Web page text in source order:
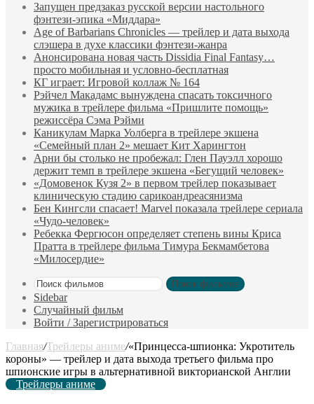
Запущен предзаказ русской версии настольного
фэнтези-эпика «Миддара»
Age of Barbarians Chronicles — трейлер и дата выхода
слэшера в духе классики фэнтези-жанра
Анонсирована новая часть Dissidia Final Fantasy…
просто мобильная и условно-бесплатная
КГ играет: Игровой коллаж № 164
Рэйчел Макадамс вынуждена спасать токсичного
мужика в трейлере фильма «Пришлите помощь»
режиссёра Сэма Рэйми
Каникулам Марка Уолберга в трейлере экшена
«Семейный план 2» мешает Кит Харингтон
Арни бы столько не пробежал: Глен Пауэлл хорошо
держит темп в трейлере экшена «Бегущий человек»
«Домовенок Кузя 2» в первом трейлер показывает
клиническую стадию сарикоандреасянизма
Бен Кингсли спасает! Marvel показала трейлере сериала
«Чудо-человек»
Ребекка Фергюсон определяет степень вины Криса
Пратта в трейлере фильма Тимура Бекмамбетова
«Милосердие»
Поиск фильмов
Sidebar
Случайный фильм
Войти / Зарегистрироваться
Главная/Трейлеры аниме/«Принцесса-шпионка: Укротитель
короны» — трейлер и дата выхода третьего фильма про
шпионские игры в альтернативной викторианской Англии
Трейлеры аниме